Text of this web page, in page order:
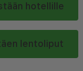
hotellille
lentoliput